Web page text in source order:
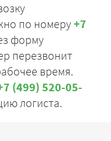
по номеру+7
форму
перезвонит
время.
(499) 520-05-
логиста.